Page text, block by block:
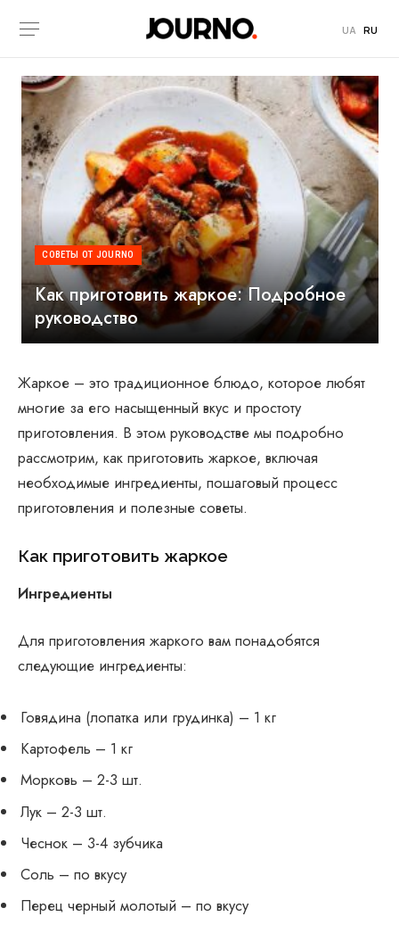
UA RU
СОВЕТЫ ОТ JOURNO
Как приготовить жаркое: Подробное
руководство
Жаркое – это традиционное блюдо, которое любят
многие за его насыщенный вкус и простоту
приготовления. В этом руководстве мы подробно
рассмотрим, как приготовить жаркое, включая
необходимые ингредиенты, пошаговый процесс
приготовления и полезные советы.
Как приготовить жаркое
Ингредиенты
Для приготовления жаркого вам понадобятся
следующие ингредиенты:
Говядина (лопатка или грудинка) – 1 кг
Картофель – 1 кг
Морковь – 2-3 шт.
Лук – 2-3 шт.
Чеснок – 3-4 зубчика
Соль – по вкусу
Перец черный молотый – по вкусу